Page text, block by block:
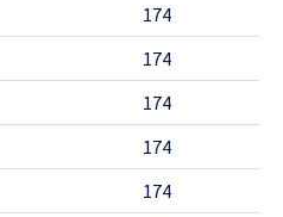
174
174
174
174
174